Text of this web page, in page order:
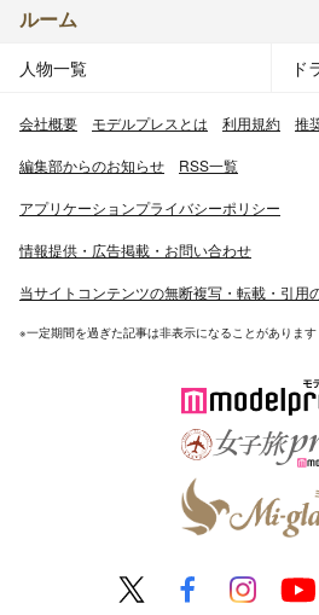
ルーム
人物一覧 ド
会社概要 モデルプレスとは 利用規約 推
編集部からのお知らせ RSS一覧
アプリケーションプライバシーポリシー
情報提供・広告掲載・お問い合わせ
当サイトコンテンツの無断複写・転載・引用
※一定期間を過ぎた記事は非表示になることがあります